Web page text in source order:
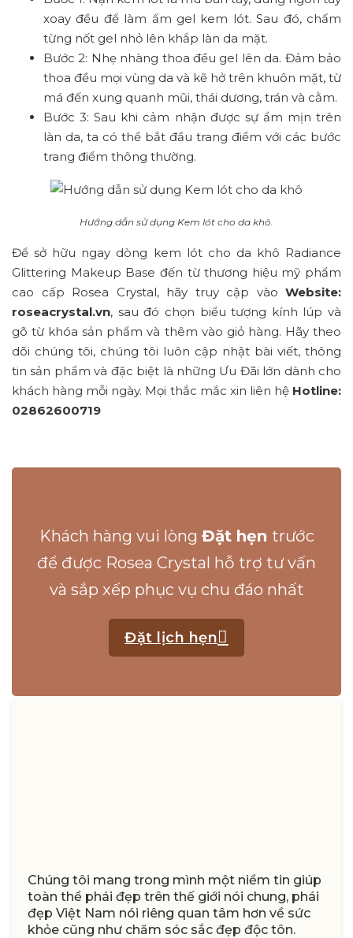
xoay đều để làm ấm gel kem lót. Sau đó, chấm
từng nốt gel nhỏ lên khắp làn da mặt.
Bước 2: Nhẹ nhàng thoa đều gel lên da. Đảm bảo
thoa đều mọi vùng da và kẽ hở trên khuôn mặt, từ
má đến xung quanh mũi, thái dương, trán và cằm.
Bước 3: Sau khi cảm nhận được sự ẩm mịn trên
làn da, ta có thể bắt đầu trang điểm với các bước
trang điểm thông thường.
Hướng dẫn sử dụng Kem lót cho da khô.
Để sở hữu ngay dòng kem lót cho da khô Radiance
Glittering Makeup Base đến từ thương hiệu mỹ phẩm
cao cấp Rosea Crystal, hãy truy cập vào Website:
roseacrystal.vn, sau đó chọn biểu tượng kính lúp và
gõ từ khóa sản phẩm và thêm vào giỏ hàng. Hãy theo
dõi chúng tôi, chúng tôi luôn cập nhật bài viết, thông
tin sản phẩm và đặc biệt là những Ưu Đãi lớn dành cho
khách hàng mỗi ngày. Mọi thắc mắc xin liên hệHotline:
02862600719
Khách hàng vui lòng Đặt hẹn trước
để được Rosea Crystal hỗ trợ tư vấn
và sắp xếp phục vụ chu đáo nhất
Đặt lịch hẹn
Chúng tôi mang trong mình một niềm tin giúp
toàn thể phái đẹp trên thế giới nói chung, phái
đẹp Việt Nam nói riêng quan tâm hơn về sức
khỏe cũng như chăm sóc sắc đẹp độc tôn.